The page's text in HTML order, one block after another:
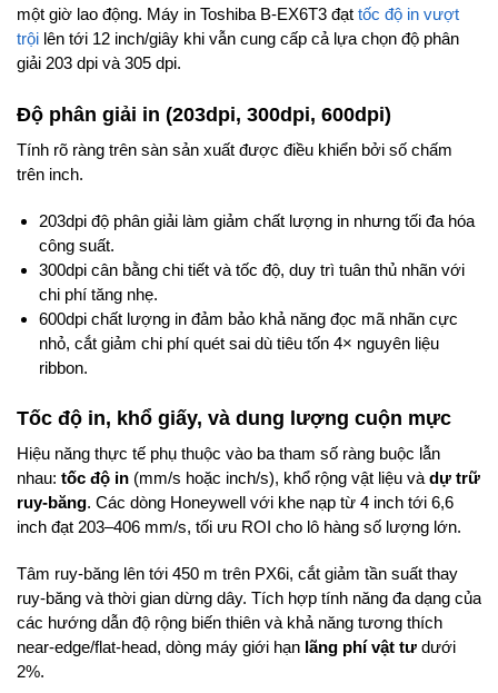
một giờ lao động. Máy in Toshiba B-EX6T3 đạt tốc độ in vượt
trội lên tới 12 inch/giây khi vẫn cung cấp cả lựa chọn độ phân
giải 203 dpi và 305 dpi.
Độ phân giải in (203dpi, 300dpi, 600dpi)
Tính rõ ràng trên sàn sản xuất được điều khiển bởi số chấm
trên inch.
203dpi độ phân giải làm giảm chất lượng in nhưng tối đa hóa
công suất.
300dpi cân bằng chi tiết và tốc độ, duy trì tuân thủ nhãn với
chi phí tăng nhẹ.
600dpi chất lượng in đảm bảo khả năng đọc mã nhãn cực
nhỏ, cắt giảm chi phí quét sai dù tiêu tốn 4× nguyên liệu
ribbon.
Tốc độ in, khổ giấy, và dung lượng cuộn mực
Hiệu năng thực tế phụ thuộc vào ba tham số ràng buộc lẫn
nhau: tốc độ in (mm/s hoặc inch/s), khổ rộng vật liệu và dự trữ
ruy-băng. Các dòng Honeywell với khe nạp từ 4 inch tới 6,6
inch đạt 203–406 mm/s, tối ưu ROI cho lô hàng số lượng lớn.
Tâm ruy-băng lên tới 450 m trên PX6i, cắt giảm tần suất thay
ruy-băng và thời gian dừng dây. Tích hợp tính năng đa dạng của
các hướng dẫn độ rộng biến thiên và khả năng tương thích
near-edge/flat-head, dòng máy giới hạn lãng phí vật tư dưới
2%.